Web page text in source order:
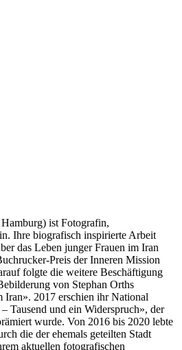
ist Fotografin,
Ihre biografisch inspirierte Arbeit
das Leben junger Frauen im Iran
Preis der Inneren Mission
folgte die weitere Beschäftigung
von Stephan Orths
Iran». 2017 erschien ihr National
Tausend und ein Widerspruch», der
wurde. Von 2016 bis 2020 lebte
die der ehemals geteilten Stadt
aktuellen fotografischen